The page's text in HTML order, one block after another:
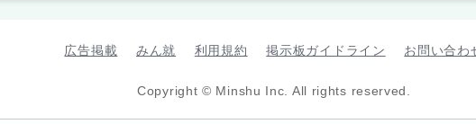
広告掲載 みん就 利用規約 掲示板ガイドライン お問い合わ
Copyright © Minshu Inc. All rights reserved.